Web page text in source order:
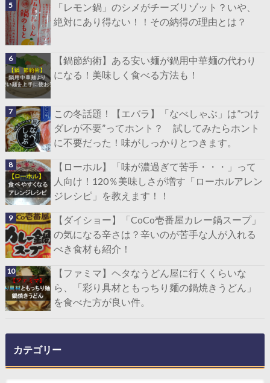
「レモン鍋」のシメがチーズリゾット？いや、
絶対にあり得ない！！その納得の理由とは？
【鍋節約術】ある安い麺が鍋用中華麺の代わり
になる！美味しく食べる方法も！
この冬話題！【エバラ】「なべしゃぶ」は”つけ
ダレが不要”ってホント？ 試してみたらホント
に不要だった！味がしっかりとつきます。
【ローホル】「味が濃過ぎて苦手・・・」って
人向け！120％美味しさが増す「ローホルアレン
ジレシピ」を教えます！！
【ダイショー】「CoCo壱番屋カレー鍋スープ」
の気になる辛さは？辛いのが苦手な人が入れる
べき食材も紹介！
【ファミマ】ヘタなうどん屋に行くくらいな
ら、「彩り具材ともっちり麺の鍋焼きうどん」
を食べた方が良い件。
カテゴリー